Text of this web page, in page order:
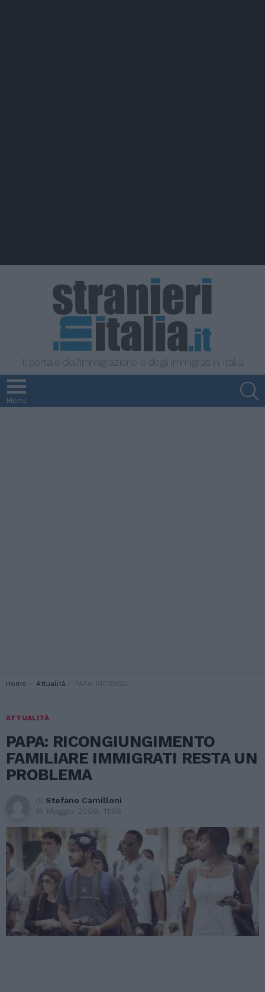
Il portale dell'immigrazione e degli immigrati in Italia
Menu
You are here:
Home Attualità PAPA: RICONGIUNGIMENTO FAMILIARE IMMIGRATI RESTA UN PROBLEMA
ATTUALITÀ
PAPA: RICONGIUNGIMENTO
FAMILIARE IMMIGRATI RESTA UN
PROBLEMA
di Stefano Camilloni
15 Maggio 2008, 11:58